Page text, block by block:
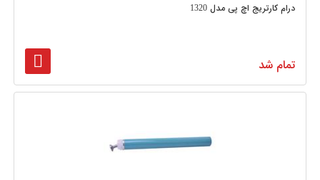
درام کارتریج اچ پی مدل 1320
تمام شد